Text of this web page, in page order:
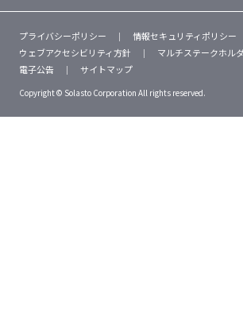
プライバシーポリシー
情報セキュリティポリシー
ウェブアクセシビリティ方針
マルチステークホル
電子公告
サイトマップ
Copyright © Solasto Corporation All rights reserved.